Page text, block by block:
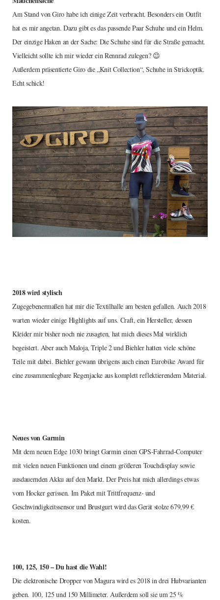
Am Stand von Giro habe ich einige Zeit verbracht. Besonders ein Outfit
hat es mir angetan. Dazu gibt es das passende Paar Schuhe und ein Helm.
Der einzige Haken an der Sache: Die Schuhe sind für die Straße gemacht.
Vielleicht sollte ich mir wieder ein Rennrad zulegen? 😉
Außerdem präsentierte Giro die „Knit Collection“, Schuhe in Strickoptik.
Echt schick!
2018 wird stylisch
Zugegebenermaßen hat mir die Textilhalle am besten gefallen. Auch 2018
warten wieder einige Highlights auf uns. Craft, ein Hersteller, dessen
Kleider mir bisher noch nie zusagten, hat mich dieses Mal wirklich
begeistert. Aber auch Maloja, Triple 2 und Biehler hatten viele schöne
Teile mit dabei. Biehler gewann übrigens auch einen Eurobike Award für
eine zusammenlegbare Regenjacke aus komplett reflektierendem Material.
Neues von Garmin
Mit dem neuen Edge 1030 bringt Garmin einen GPS-Fahrrad-Computer
mit vielen neuen Funktionen und einem größeren Touchdisplay sowie
ausdauernden Akku auf den Markt. Der Preis hat mich allerdings etwas
vom Hocker gerissen. Im Paket mit Trittfrequenz- und
Geschwindigkeitssensor und Brustgurt wird das Gerät stolze 679,99 €
kosten.
100, 125, 150 – Du hast die Wahl!
Die elektronische Dropper von Magura wird es 2018 in drei Hubvarianten
geben. 100, 125 und 150 Millimeter. Außerdem soll sie um 25 %